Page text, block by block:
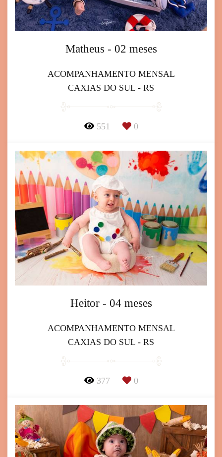
Matheus - 02 meses
ACOMPANHAMENTO MENSAL
CAXIAS DO SUL - RS
551 0
Heitor - 04 meses
ACOMPANHAMENTO MENSAL
CAXIAS DO SUL - RS
377 0